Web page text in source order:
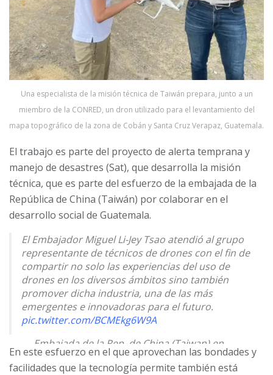
Una especialista de la misión técnica de Taiwán prepara, junto a un
miembro de la CONRED, un dron utilizado para el levantamiento del
mapa topográfico de la zona de Cobán y Santa Cruz Verapaz, Guatemala.
El trabajo es parte del proyecto de alerta temprana y
manejo de desastres (Sat), que desarrolla la misión
técnica, que es parte del esfuerzo de la embajada de la
República de China (Taiwán) por colaborar en el
desarrollo social de Guatemala.
El Embajador Miguel Li-Jey Tsao atendió al grupo
representante de técnicos de drones con el fin de
compartir no solo las experiencias del uso de
drones en los diversos ámbitos sino también
promover dicha industria, una de las más
emergentes e innovadoras para el futuro.
pic.twitter.com/BCMEkg6W9A
— Embajada de la Rep. de China (Taiwan) en
Guatemala (@TW__Guatemala)July 5, 2023
En este esfuerzo en el que aprovechan las bondades y
facilidades que la tecnología permite también está